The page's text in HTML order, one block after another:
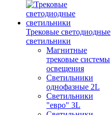
Трековые светодиодные
светильники
Магнитные
трековые системы
освещения
Светильники
однофазные 2L
Светильники
"евро" 3L